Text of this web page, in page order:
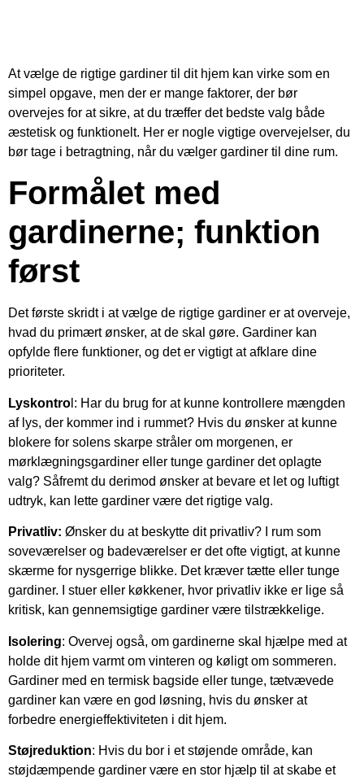
At vælge de rigtige gardiner til dit hjem kan virke som en
simpel opgave, men der er mange faktorer, der bør
overvejes for at sikre, at du træffer det bedste valg både
æstetisk og funktionelt. Her er nogle vigtige overvejelser, du
bør tage i betragtning, når du vælger gardiner til dine rum.
Formålet med
gardinerne; funktion
først
Det første skridt i at vælge de rigtige gardiner er at overveje,
hvad du primært ønsker, at de skal gøre. Gardiner kan
opfylde flere funktioner, og det er vigtigt at afklare dine
prioriteter.
Lyskontro l: Har du brug for at kunne kontrollere mængden
af lys, der kommer ind i rummet? Hvis du ønsker at kunne
blokere for solens skarpe stråler om morgenen, er
mørklægningsgardiner eller tunge gardiner det oplagte
valg? Såfremt du derimod ønsker at bevare et let og luftigt
udtryk, kan lette gardiner være det rigtige valg.
Privatliv: Ønsker du at beskytte dit privatliv? I rum som
soveværelser og badeværelser er det ofte vigtigt, at kunne
skærme for nysgerrige blikke. Det kræver tætte eller tunge
gardiner. I stuer eller køkkener, hvor privatliv ikke er lige så
kritisk, kan gennemsigtige gardiner være tilstrækkelige.
Isolering: Overvej også, om gardinerne skal hjælpe med at
holde dit hjem varmt om vinteren og køligt om sommeren.
Gardiner med en termisk bagside eller tunge, tætvævede
gardiner kan være en god løsning, hvis du ønsker at
forbedre energieffektiviteten i dit hjem.
Støjreduktion: Hvis du bor i et støjende område, kan
støjdæmpende gardiner være en stor hjælp til at skabe et